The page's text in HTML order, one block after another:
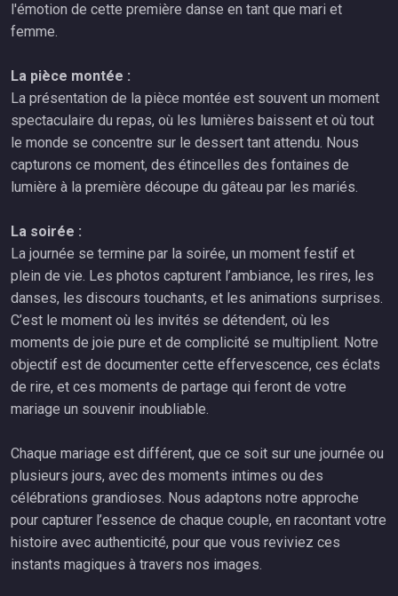
l'émotion de cette première danse en tant que mari et
femme.
La pièce montée :
La présentation de la pièce montée est souvent un moment
spectaculaire du repas, où les lumières baissent et où tout
le monde se concentre sur le dessert tant attendu. Nous
capturons ce moment, des étincelles des fontaines de
lumière à la première découpe du gâteau par les mariés.
La soirée :
La journée se termine par la soirée, un moment festif et
plein de vie. Les photos capturent l’ambiance, les rires, les
danses, les discours touchants, et les animations surprises.
C’est le moment où les invités se détendent, où les
moments de joie pure et de complicité se multiplient. Notre
objectif est de documenter cette effervescence, ces éclats
de rire, et ces moments de partage qui feront de votre
mariage un souvenir inoubliable.
Chaque mariage est différent, que ce soit sur une journée ou
plusieurs jours, avec des moments intimes ou des
célébrations grandioses. Nous adaptons notre approche
pour capturer l’essence de chaque couple, en racontant votre
histoire avec authenticité, pour que vous reviviez ces
instants magiques à travers nos images.